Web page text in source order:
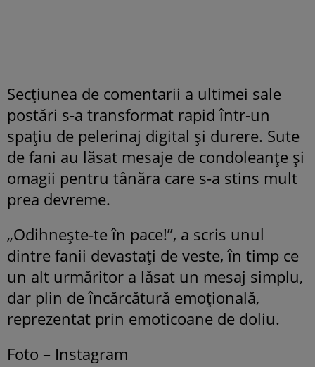
Secțiunea de comentarii a ultimei sale
postări s-a transformat rapid într-un
spațiu de pelerinaj digital și durere. Sute
de fani au lăsat mesaje de condoleanțe și
omagii pentru tânăra care s-a stins mult
prea devreme.
„Odihnește-te în pace!”, a scris unul
dintre fanii devastați de veste, în timp ce
un alt urmăritor a lăsat un mesaj simplu,
dar plin de încărcătură emoțională,
reprezentat prin emoticoane de doliu.
Foto – Instagram